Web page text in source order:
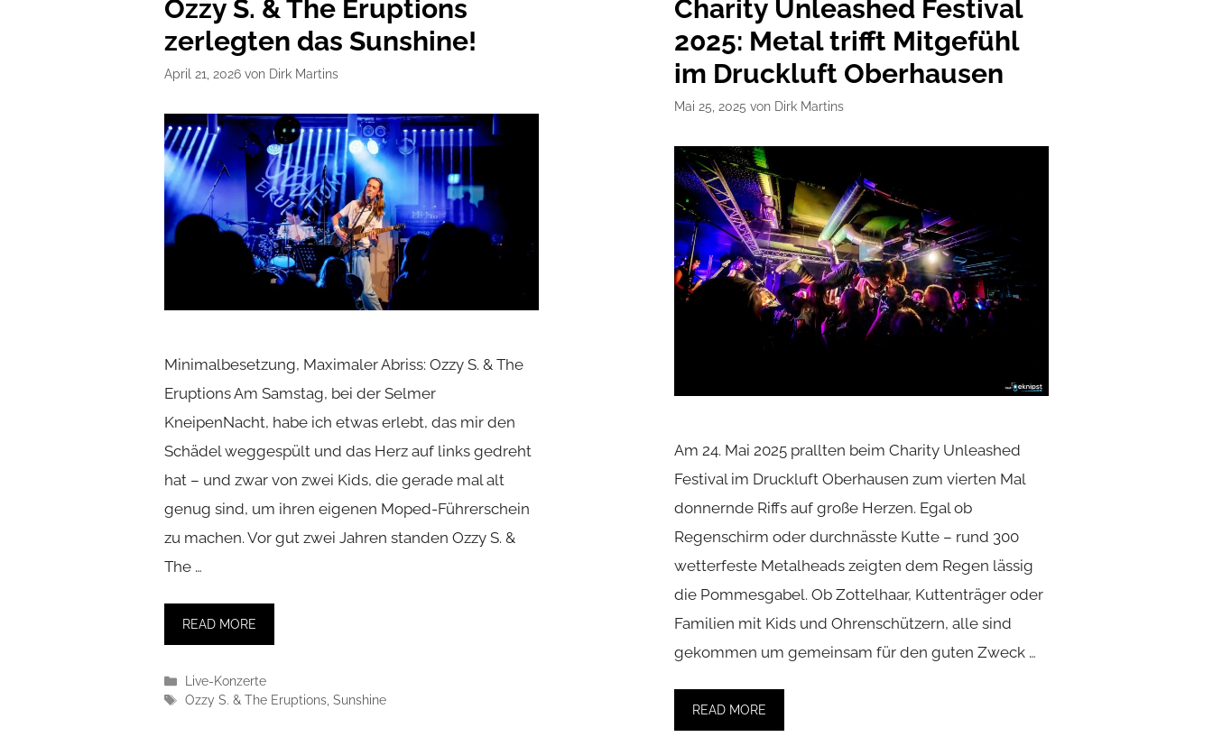
Ozzy S. & The Eruptions
zerlegten das Sunshine!
April 21, 2026 von Dirk Martins
Minimalbesetzung, Maximaler Abriss: Ozzy S. & The
Eruptions Am Samstag, bei der Selmer
KneipenNacht, habe ich etwas erlebt, das mir den
Schädel weggespült und das Herz auf links gedreht
hat – und zwar von zwei Kids, die gerade mal alt
genug sind, um ihren eigenen Moped-Führerschein
zu machen. Vor gut zwei Jahren standen Ozzy S. &
The …
READ MORE
Kategorien
Live-Konzerte
Schlagwörter
Ozzy S. & The Eruptions ,Sunshine
Charity Unleashed Festival
2025: Metal trifft Mitgefühl
im Druckluft Oberhausen
Mai 25, 2025 von Dirk Martins
Am 24. Mai 2025 prallten beim Charity Unleashed
Festival im Druckluft Oberhausen zum vierten Mal
donnernde Riffs auf große Herzen. Egal ob
Regenschirm oder durchnässte Kutte – rund 300
wetterfeste Metalheads zeigten dem Regen lässig
die Pommesgabel. Ob Zottelhaar, Kuttenträger oder
Familien mit Kids und Ohrenschützern, alle sind
gekommen um gemeinsam für den guten Zweck …
READ MORE